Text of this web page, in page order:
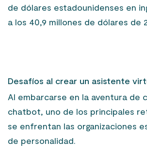
de dólares estadounidenses en
a los 40,9 millones de dólares de
Desafíos al crear un asistente
Al embarcarse en la aventura de
chatbot, uno de los principales
se enfrentan las organizaciones
de personalidad.